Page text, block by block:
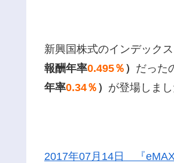
新興国株式のインデック
報酬年率0.495％ ） だった
年率0.34％ ） が登場しまし
2017年07月14日 『